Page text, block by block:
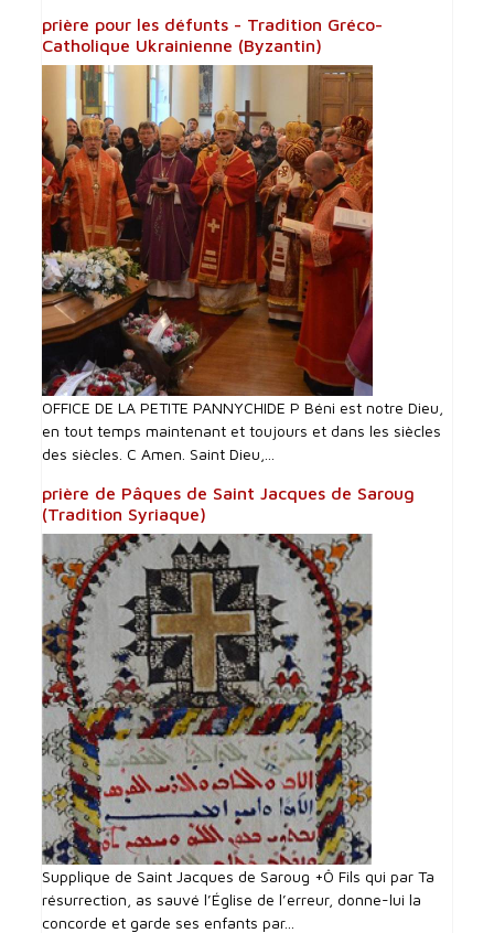
prière pour les défunts - Tradition Gréco-
Catholique Ukrainienne (Byzantin)
OFFICE DE LA PETITE PANNYCHIDE P Béni est notre Dieu,
en tout temps maintenant et toujours et dans les siècles
des siècles. C Amen. Saint Dieu,...
prière de Pâques de Saint Jacques de Saroug
(Tradition Syriaque)
Supplique de Saint Jacques de Saroug +Ô Fils qui par Ta
résurrection, as sauvé l’Église de l’erreur, donne-lui la
concorde et garde ses enfants par...